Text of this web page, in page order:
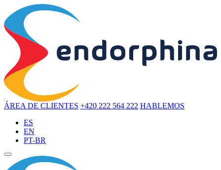
ÁREA DE CLIENTES +420 222 564 222 HABLEMOS
ES
EN
PT-BR